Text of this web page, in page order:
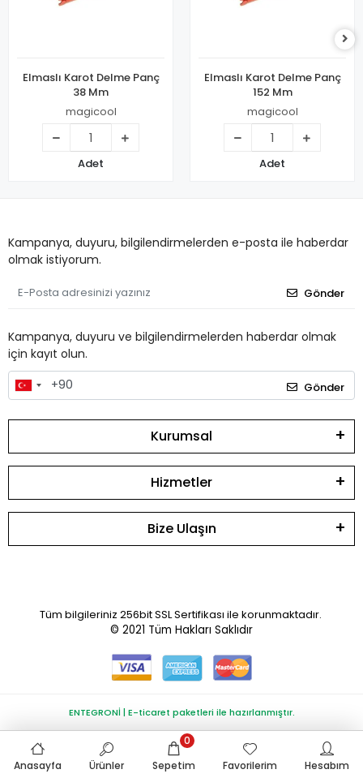
Elmaslı Karot Delme Panç
38 Mm
magicool
Adet
Elmaslı Karot Delme Panç
152 Mm
magicool
Adet
Kampanya, duyuru, bilgilendirmelerden e-posta ile haberdar
olmak istiyorum.
Gönder
Kampanya, duyuru ve bilgilendirmelerden haberdar olmak
için kayıt olun.
Gönder
Kurumsal
Hizmetler
Bize Ulaşın
Tüm bilgileriniz 256bit SSL Sertifikası ile korunmaktadır.
© 2021 Tüm Hakları Saklıdır
Anasayfa Ürünler Sepetim
0
Favorilerim
Hesabım
ENTEGRONİ | E-ticaret paketleri ile hazırlanmıştır.